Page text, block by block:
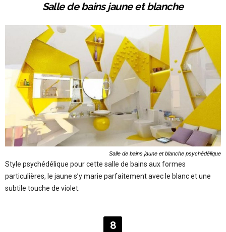
Salle de bains jaune et blanche
Salle de bains jaune et blanche psychédélique
Style psychédélique pour cette salle de bains aux formes
particulières, le jaune s’y marie parfaitement avec le blanc et une
subtile touche de violet.
8